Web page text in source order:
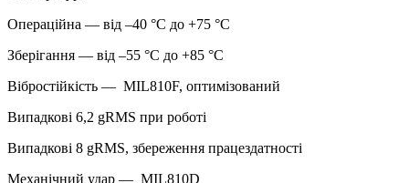
Операційна — від –40 °C до +75 °C
Зберігання — від –55 °C до +85 °C
Вібростійкість — MIL810F, оптимізований
Випадкові 6,2 gRMS при роботі
Випадкові 8 gRMS, збереження працездатності
Механічний удар — MIL810D